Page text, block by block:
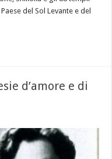
del Sol Levante e del
d’amore e di